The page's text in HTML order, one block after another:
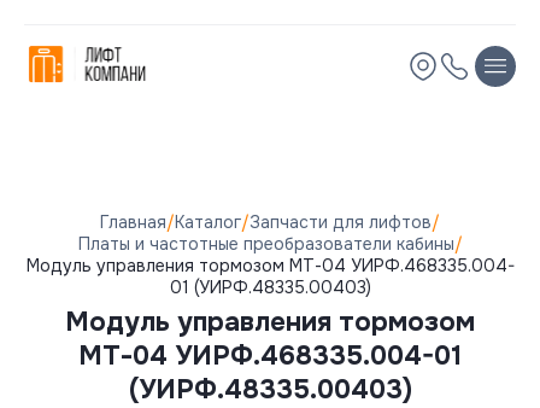
Главная/Каталог/Запчасти для лифтов/
Платы и частотные преобразователи кабины/
Модуль управления тормозом МТ-04 УИРФ.468335.004-
01 (УИРФ.48335.00403)
Модуль управления тормозом
МТ-04 УИРФ.468335.004-01
(УИРФ.48335.00403)
Телефон
Электронная почта
Комментарий
Телефон
Электронная почта
Комментарий